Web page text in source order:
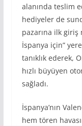
alanında teslim
hediyeler de
pazarına ilk giriş
İspanya için”
tanıklık ederek,
hızlı büyüyen
sağladı.
İspanya’nın
hem tören